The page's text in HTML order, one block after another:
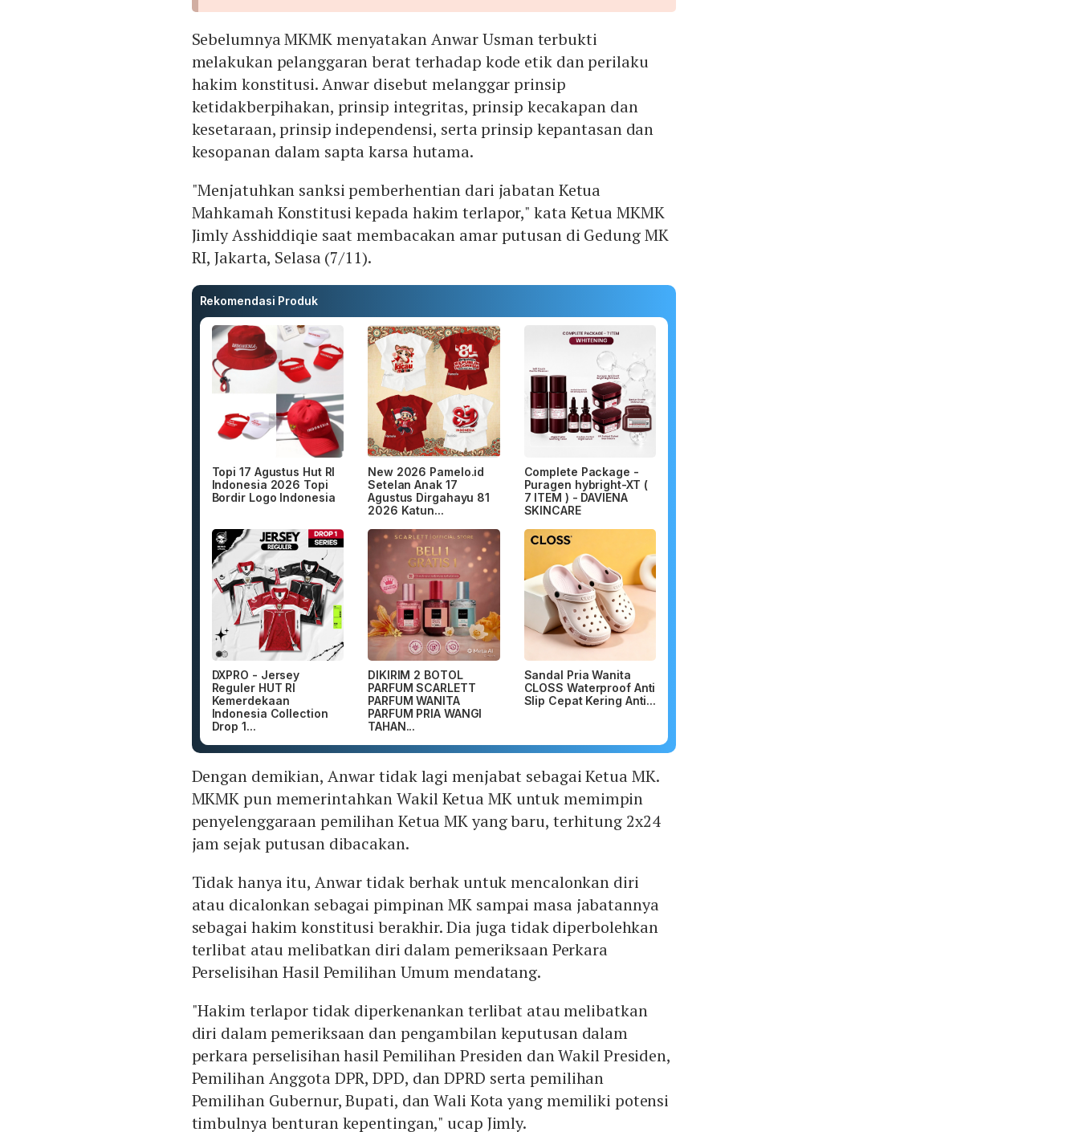
Sebelumnya MKMK menyatakan Anwar Usman terbukti
melakukan pelanggaran berat terhadap kode etik dan perilaku
hakim konstitusi. Anwar disebut melanggar prinsip
ketidakberpihakan, prinsip integritas, prinsip kecakapan dan
kesetaraan, prinsip independensi, serta prinsip kepantasan dan
kesopanan dalam sapta karsa hutama.
"Menjatuhkan sanksi pemberhentian dari jabatan Ketua
Mahkamah Konstitusi kepada hakim terlapor," kata Ketua MKMK
Jimly Asshiddiqie saat membacakan amar putusan di Gedung MK
RI, Jakarta, Selasa (7/11).
Rekomendasi Produk
Topi 17 Agustus Hut RI
Indonesia 2026 Topi
Bordir Logo Indonesia
New 2026 Pamelo.id
Setelan Anak 17
Agustus Dirgahayu 81
2026 Katun...
Complete Package -
Puragen hybright-XT (
7 ITEM ) - DAVIENA
SKINCARE
DXPRO - Jersey
Reguler HUT RI
Kemerdekaan
Indonesia Collection
Drop 1...
DIKIRIM 2 BOTOL
PARFUM SCARLETT
PARFUM WANITA
PARFUM PRIA WANGI
TAHAN...
Sandal Pria Wanita
CLOSS Waterproof Anti
Slip Cepat Kering Anti...
Dengan demikian, Anwar tidak lagi menjabat sebagai Ketua MK.
MKMK pun memerintahkan Wakil Ketua MK untuk memimpin
penyelenggaraan pemilihan Ketua MK yang baru, terhitung 2x24
jam sejak putusan dibacakan.
Tidak hanya itu, Anwar tidak berhak untuk mencalonkan diri
atau dicalonkan sebagai pimpinan MK sampai masa jabatannya
sebagai hakim konstitusi berakhir. Dia juga tidak diperbolehkan
terlibat atau melibatkan diri dalam pemeriksaan Perkara
Perselisihan Hasil Pemilihan Umum mendatang.
"Hakim terlapor tidak diperkenankan terlibat atau melibatkan
diri dalam pemeriksaan dan pengambilan keputusan dalam
perkara perselisihan hasil Pemilihan Presiden dan Wakil Presiden,
Pemilihan Anggota DPR, DPD, dan DPRD serta pemilihan
Pemilihan Gubernur, Bupati, dan Wali Kota yang memiliki potensi
timbulnya benturan kepentingan," ucap Jimly.